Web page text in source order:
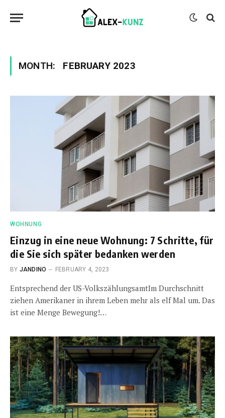
MONTH: FEBRUARY 2023
WOHNUNG
Einzug in eine neue Wohnung: 7 Schritte, für
die Sie sich später bedanken werden
BY JANDINO FEBRUARY 4, 2023
Entsprechend der US-VolkszählungsamtIm Durchschnitt
ziehen Amerikaner in ihrem Leben mehr als elf Mal um. Das
ist eine Menge Bewegung!…